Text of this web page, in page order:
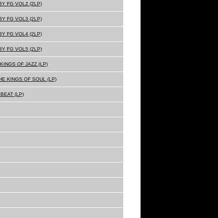
FG VOL2 (2LP)
FG VOL3 (2LP)
FG VOL4 (2LP)
FG VOL5 (2LP)
OF JAZZ (LP)
KINGS OF SOUL (LP)
(LP)